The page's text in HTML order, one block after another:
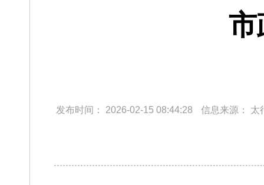
市
发布时间： 2026-02-15 08:44:28 信息来源： 太